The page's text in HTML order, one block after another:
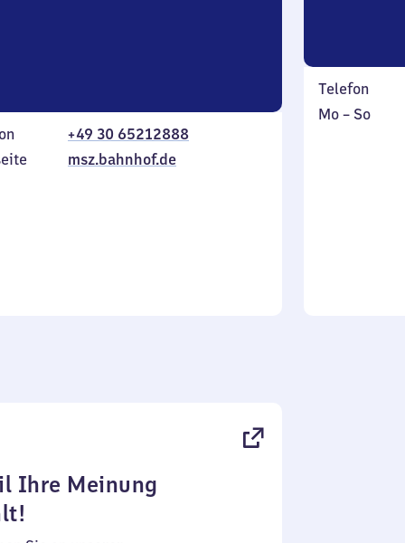
+49 30 65212888
msz.bahnhof.de
Telefon
Montag
Mo – So,
Ihre Meinung